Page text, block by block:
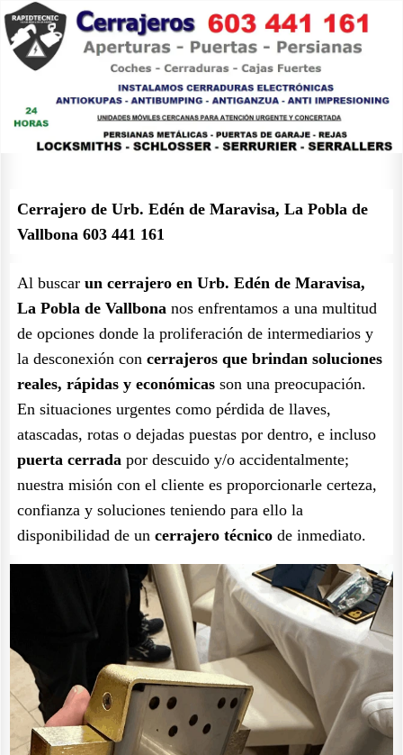
Cerrajero de Urb. Edén de Maravisa, La Pobla de
Vallbona 603 441 161
Al buscar un cerrajero en Urb. Edén de Maravisa,
La Pobla de Vallbona nos enfrentamos a una multitud
de opciones donde la proliferación de intermediarios y
la desconexión con cerrajeros que brindan soluciones
reales, rápidas y económicas son una preocupación.
En situaciones urgentes como pérdida de llaves,
atascadas, rotas o dejadas puestas por dentro, e incluso
puerta cerrada por descuido y/o accidentalmente;
nuestra misión con el cliente es proporcionarle certeza,
confianza y soluciones teniendo para ello la
disponibilidad de un cerrajero técnico de inmediato.